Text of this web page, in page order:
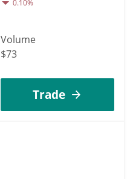
0.10%
Volume
$73
Trade